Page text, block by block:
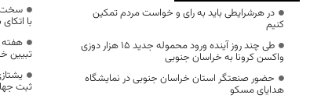
در هرشرایطی باید به رای و خواست مردم تمکین
کنیم
طی چند روز آینده ورود محموله جدید 15 هزار دوزی
واکسن کرونا به خراسان جنوبی
حضور صنعتگر استان خراسان جنوبی در نمایشگاه
هدایای مسکو
با
تبیین
ثبت